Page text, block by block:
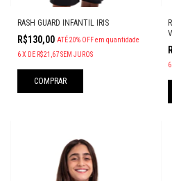
RASH GUARD INFANTIL IRIS
R$130,00 ATÉ 20% OFFem quantidade
6X DE R$21,67SEM JUROS
COMPRAR
6